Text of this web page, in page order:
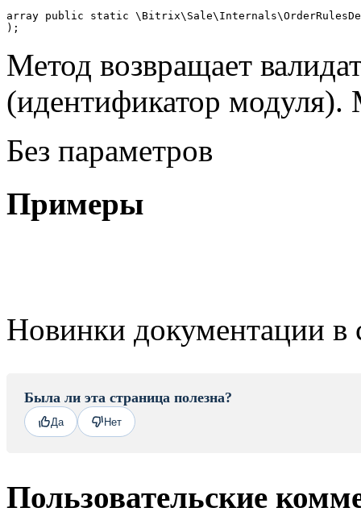
array public static
);
Метод возвращает
(идентификатор модуля).
Без параметров
Примеры
Новинки документации в
Была ли эта страница полезна?
Да Нет
Пользовательские